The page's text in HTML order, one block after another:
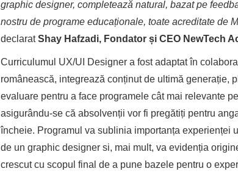
graphic designer, completează natural, bazat pe
nostru de programe educaționale, toate acreditate de
declaratShay Hafzadi, Fondator și CEO NewTech
Curriculumul UX/UI Designer a fost adaptat în
românească, integrează conținut de ultimă generație,
evaluare pentru a face programele cât mai relevante
asigurându-se că absolvenții vor fi pregătiți pentru
încheie. Programul va sublinia importanța experienței
de un graphic designer si, mai mult, va evidenția
crescut cu scopul final de a pune bazele pentru o